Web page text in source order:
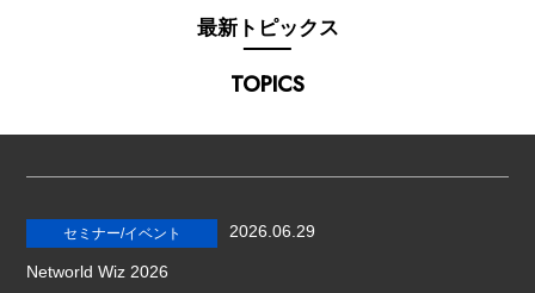
TOPICS
最新トピックス
セミナー/イベント 2026.06.29
Networld Wiz 2026